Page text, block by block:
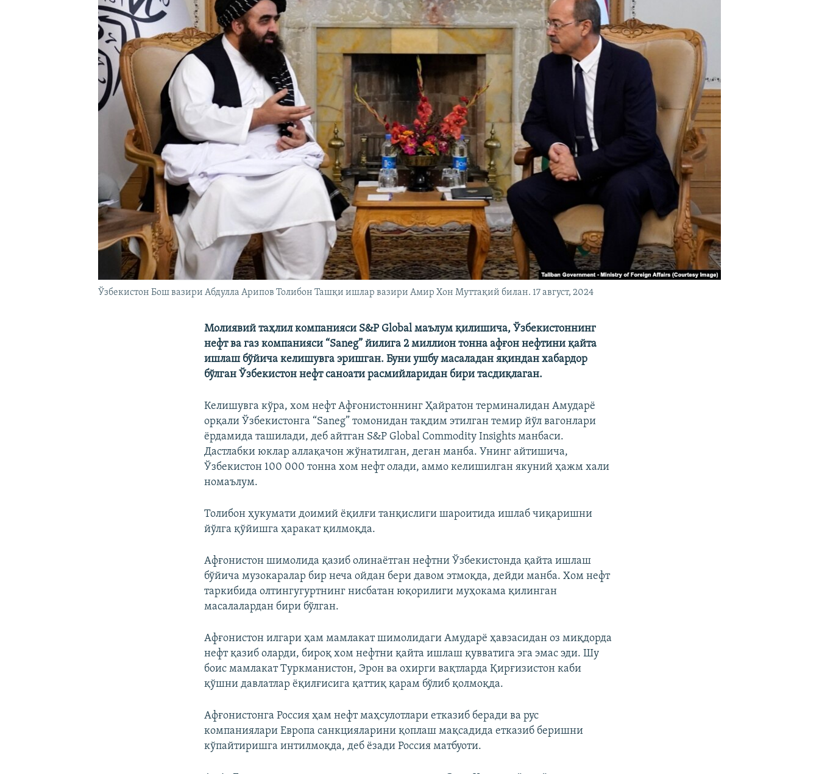
Ўзбекистон Бош вазири Абдулла Арипов Толибон Ташқи ишлар вазири Амир Хон Муттақий билан. 17 август, 2024
Молиявий таҳлил компанияси S&P Global маълум қилишича, Ўзбекистоннинг
нефт ва газ компанияси “Saneg” йилига 2 миллион тонна афғон нефтини қайта
ишлаш бўйича келишувга эришган. Буни ушбу масаладан яқиндан хабардор
бўлган Ўзбекистон нефт саноати расмийларидан бири тасдиқлаган.
Келишувга кўра, хом нефт Афғонистоннинг Ҳайратон терминалидан Амударё
орқали Ўзбекистонга “Saneg” томонидан тақдим этилган темир йўл вагонлари
ёрдамида ташилади, деб айтган S&P Global Commodity Insights манбаси.
Дастлабки юклар аллақачон жўнатилган, деган манба. Унинг айтишича,
Ўзбекистон 100 000 тонна хом нефт олади, аммо келишилган якуний ҳажм хали
номаълум.
Толибон ҳукумати доимий ёқилғи танқислиги шароитида ишлаб чиқаришни
йўлга қўйишга ҳаракат қилмоқда.
Афғонистон шимолида қазиб олинаётган нефтни Ўзбекистонда қайта ишлаш
бўйича музокаралар бир неча ойдан бери давом этмоқда, дейди манба. Хом нефт
таркибида олтингугуртнинг нисбатан юқорилиги муҳокама қилинган
масалалардан бири бўлган.
Афғонистон илгари ҳам мамлакат шимолидаги Амударё ҳавзасидан оз миқдорда
нефт қазиб оларди, бироқ хом нефтни қайта ишлаш қувватига эга эмас эди. Шу
боис мамлакат Туркманистон, Эрон ва охирги вақтларда Қирғизистон каби
қўшни давлатлар ёқилғисига қаттиқ қарам бўлиб қолмоқда.
Афғонистонга Россия ҳам нефт маҳсулотлари етказиб беради ва рус
компаниялари Европа санкцияларини қоплаш мақсадида етказиб беришни
кўпайтиришга интилмоқда, деб ёзади Россия матбуоти.